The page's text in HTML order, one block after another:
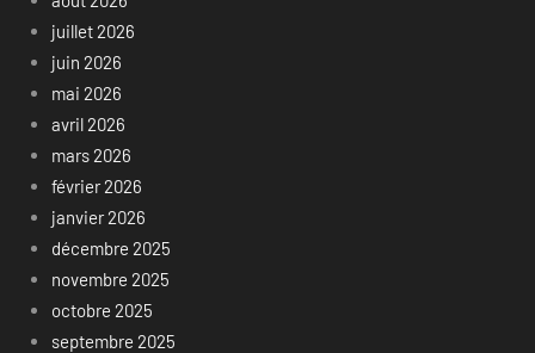
juillet 2026
juin 2026
mai 2026
avril 2026
mars 2026
février 2026
janvier 2026
décembre 2025
novembre 2025
octobre 2025
septembre 2025